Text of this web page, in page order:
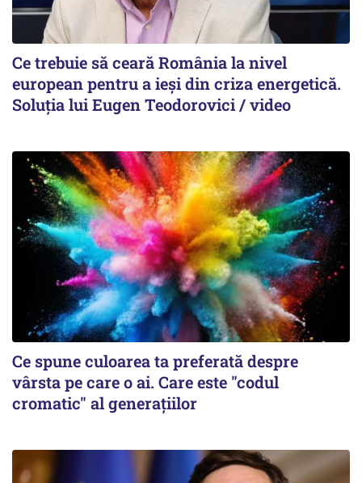
Ce trebuie să ceară România la nivel
european pentru a ieși din criza energetică.
Soluția lui Eugen Teodorovici / video
Ce spune culoarea ta preferată despre
vârsta pe care o ai. Care este "codul
cromatic" al generațiilor